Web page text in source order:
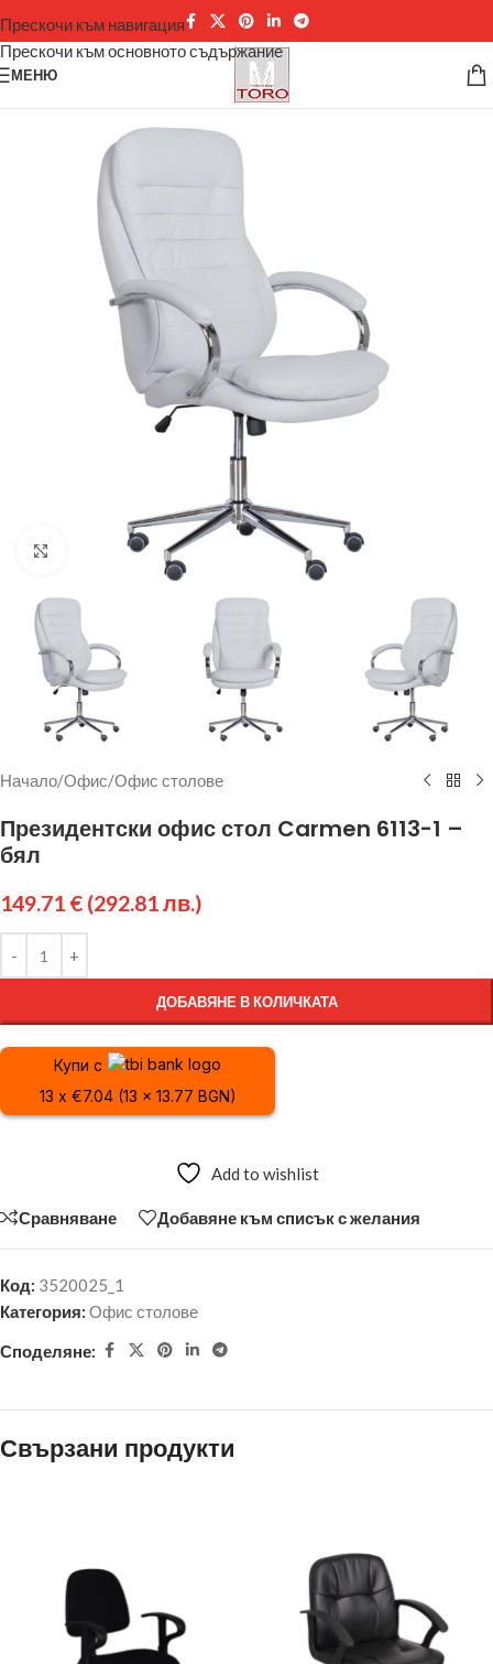
Прескочи към навигация
Прескочи към основното съдържание
МЕНЮ
Щракнете за уголемяване
Начало/Офис/Офис столове
Президентски офис стол Carmen 6113-1 –
бял
149.71 € (292.81 лв.)
ДОБАВЯНЕ В КОЛИЧКАТА
Купи с
13 x €7.04 (13 x 13.77 BGN)
Add to wishlist
Сравняване Добавяне към списък с желания
Код: 3520025_1
Категория: Офис столове
Споделяне:
Свързани продукти